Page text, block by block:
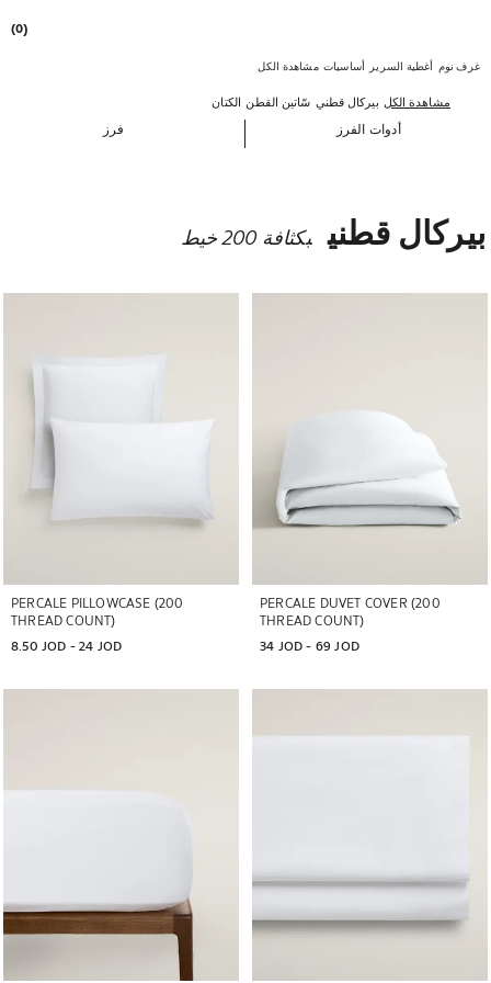
(0)
غرف نوم أغطية السرير أساسيات مشاهدة الكل
مشاهدة الكل بيركال قطني سّاتين القطن الكتان
أدوات الفرز فرز
بيركال قطني بكثافة 200 خيط
PERCALE DUVET COVER (200
THREAD COUNT)
34 JOD - 69 JOD
تم تغيير الصورة إلى 1 من 3
PERCALE PILLOWCASE (200
THREAD COUNT)
8.50 JOD - 24 JOD
تم تغيير الصورة إلى 1 من 7
تم تغيير الصورة إلى 1 من 6 تم تغيير الصورة إلى 1 من 6